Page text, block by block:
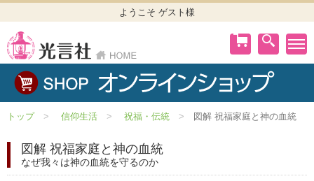
ようこそ ゲスト様
トップ 信仰生活 祝福・伝統 図解 祝福家庭と神の血統
図解 祝福家庭と神の血統
なぜ我々は神の血統を守るのか